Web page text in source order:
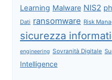
Learning Malware NIS2
Dati ransomware Risk
sicurezza
engineering Sovranità Digitale
Intelligence